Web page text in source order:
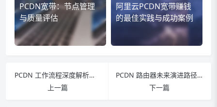
PCDN宽带：节点管理
与质量评估
阿里云PCDN宽带赚钱
的最佳实践与成功案例
PCDN 工作流程深度解析：从内容注入到用户获取的全链路拆解
上一篇
PCDN 路由器未来演进路径：技术升级、场景延伸与生态完
下一篇